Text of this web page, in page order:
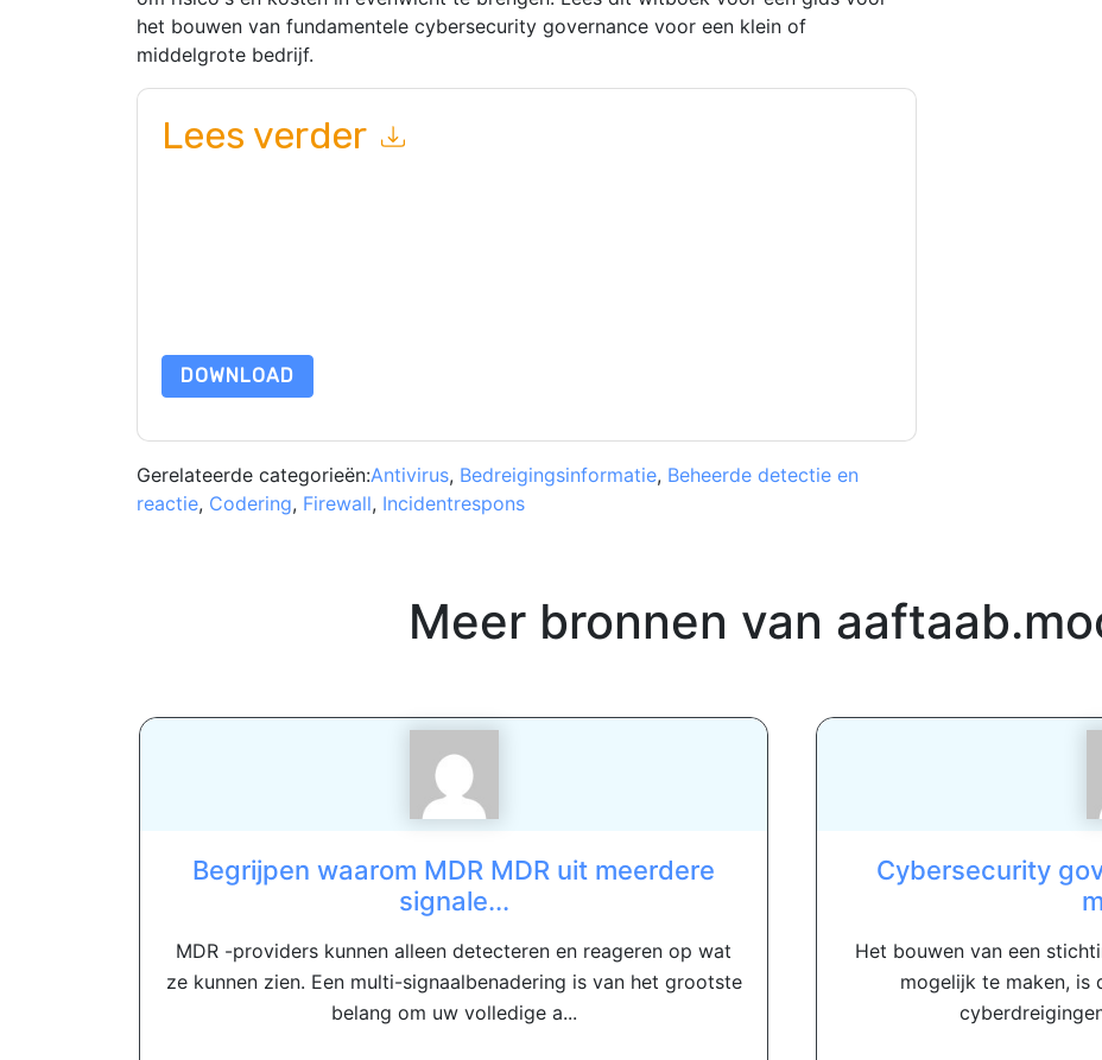
het bouwen van fundamentele cybersecurity governance voor een klein of
middelgrote bedrijf.
Lees verder
DOWNLOAD
Gerelateerde categorieën:Antivirus, Bedreigingsinformatie, Beheerde detectie en
reactie, Codering, Firewall, Incidentrespons
Meer bronnen van
Begrijpen waarom MDR MDR uit meerdere
signale...
MDR -providers kunnen alleen detecteren en reageren op wat
ze kunnen zien. Een multi-signaalbenadering is van het grootste
belang om uw volledige a...
Cybersecurity
Het bouwen van een
mogelijk te maken, is